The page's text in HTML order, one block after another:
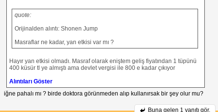
quote:
Orijinalden alıntı: Shonen Jump
Masraflar ne kadar, yan etkisi var mı ?
Hayır yan etkisi olmadı. Masraf olarak eniştem geliş fiyatından 1 tüpünü
400 küsür tl ye almıştı ama devlet vergisi ile 800 e kadar çıkıyor
Alıntıları Göster
iğne pahalı mı ? birde doktora görünmeden alıp kullanırsak bir şey olur mu?
Buna gelen 1 yanıtı gör.